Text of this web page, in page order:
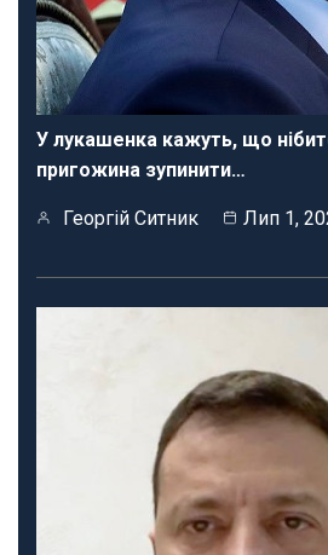
У лукашенка кажуть, що
пригожина зупинити…
Георгій Ситник Лип 1,